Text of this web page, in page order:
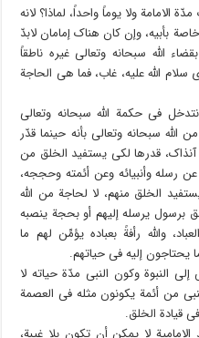
الامامة ولا یوماً واحداً، لماذا؟ لانه
بأبیه، وإن کان هناک إمامان لابدّ
الله سبحانه وتعالى غیره ناطقاً
سلام الله علیه، غاب، فما هی الحاجة
فی حکمة الله سبحانه وتعالى
الله سبحانه وتعالى بأنه حینما قدّر
آنذاک، قدرها لکی یستفید الخلق من
عن رسله وأنبیائه وعن أئمته وحججه،
الخلق منهم، لا لحاجة من الله
برسول یرسله إلیهم أو بحجة ینصبه
والله رأفةً بعباده یؤمِّن لهم ما
یحتاجون إلیه فی حیاتهم.
النبوة وکون النبی مدّة حیاته لا
من أئمة یکونون مثله فی العصمة
قیادة الخلق.
الامامیة لا یمکن أن تکون بلا غیبة،